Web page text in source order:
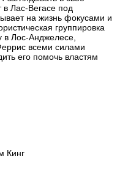
в Лас-Вегасе под
на жизнь фокусами и
группировка
в Лос-Анджелесе,
всеми силами
его помочь властям
Кинг